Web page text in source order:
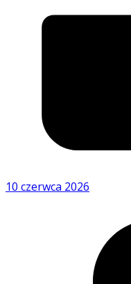
10 czerwca 2026